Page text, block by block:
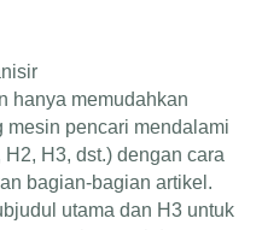
hanya memudahkan
mesin pencari mendalami
H3, dst.) dengan cara
bagian-bagian artikel.
utama dan H3 untuk